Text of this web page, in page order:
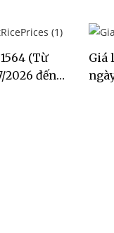
(Từ
2026 đến
Giá